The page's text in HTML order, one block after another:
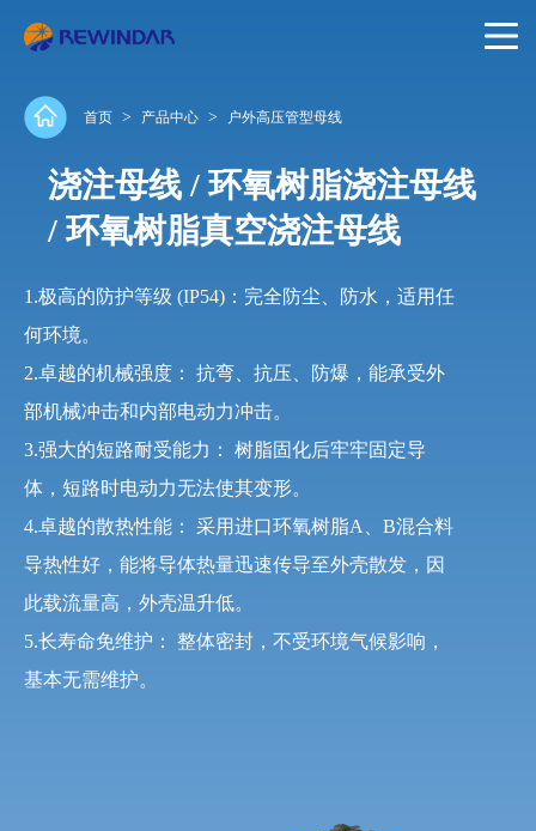
首页 > 产品中心 > 户外高压管型母线
浇注母线 / 环氧树脂浇注母线
/ 环氧树脂真空浇注母线
1.极高的防护等级 (IP54)：完全防尘、防水，适用任
何环境。
2.卓越的机械强度： 抗弯、抗压、防爆，能承受外
部机械冲击和内部电动力冲击。
3.强大的短路耐受能力： 树脂固化后牢牢固定导
体，短路时电动力无法使其变形。
4.卓越的散热性能： 采用进口环氧树脂A、B混合料
导热性好，能将导体热量迅速传导至外壳散发，因
此载流量高，外壳温升低。
5.长寿命免维护： 整体密封，不受环境气候影响，
基本无需维护。